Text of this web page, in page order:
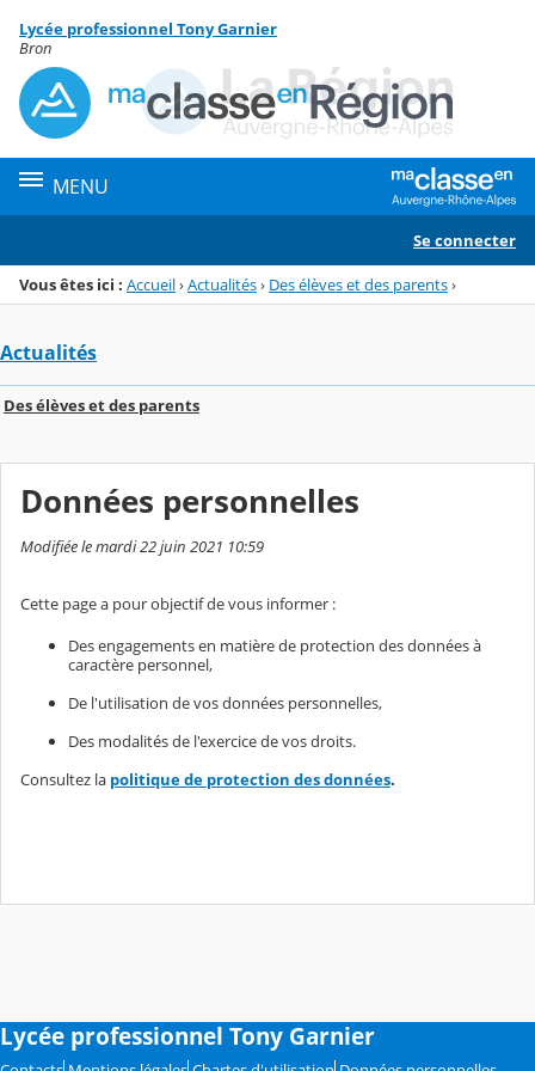
Menu de la rubrique
Contenu
Lycée professionnel Tony Garnier
Bron
MENU
Se connecter
Vous êtes ici : Accueil›Actualités› Des élèves et des parents›
Actualités
Des élèves et des parents
Données personnelles
Modifiée le mardi 22 juin 2021 10:59
Cette page a pour objectif de vous informer :
Des engagements en matière de protection des données à
caractère personnel,
De l'utilisation de vos données personnelles,
Des modalités de l'exercice de vos droits.
Consultez la politique de protection des données.
Lycée professionnel Tony Garnier